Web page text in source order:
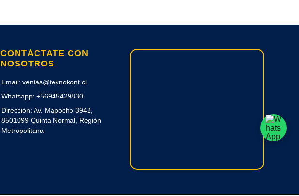
CONTÁCTATE CON
NOSOTROS
Email: ventas@teknokont.cl
Whatsapp: +56945429830
Dirección: Av. Mapocho 3942,
8501099 Quinta Normal, Región
Metropolitana